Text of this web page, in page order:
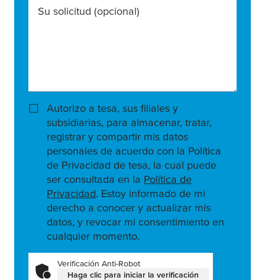
Su solicitud (opcional)
Autorizo a tesa, sus filiales y
subsidiarias, para almacenar, tratar,
registrar y compartir mis datos
personales de acuerdo con la Política
de Privacidad de tesa, la cual puede
ser consultada en la Política de
Privacidad. Estoy informado de mi
derecho a conocer y actualizar mis
datos, y revocar mi consentimiento en
cualquier momento.
Verificación Anti-Robot
Haga clic para iniciar la verificación